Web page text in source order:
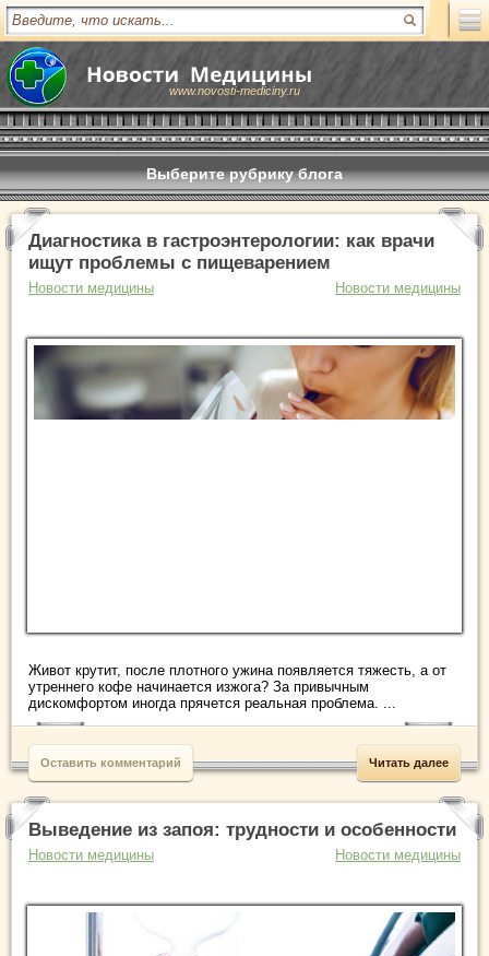
www.novosti-mediciny.ru
Выберите рубрику блога
Диагностика в гастроэнтерологии: как врачи
ищут проблемы с пищеварением
Новости медицины Новости медицины
Живот крутит, после плотного ужина появляется тяжесть, а от
утреннего кофе начинается изжога? За привычным
дискомфортом иногда прячется реальная проблема. ...
Читать далее
Оставить комментарий
Выведение из запоя: трудности и особенности
Новости медицины Новости медицины